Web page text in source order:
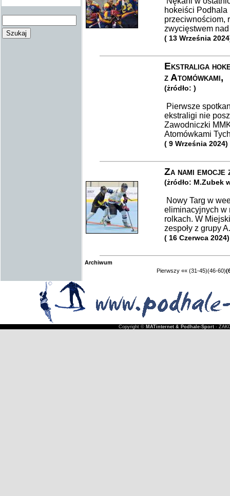
hokeiści Podhala
przeciwnościom,
zwycięstwem
( 13 Września
Ekstraliga
z Atomówkami,
(żródło: )
Pierwsze
ekstraligi nie
Zawodniczki
Atomówkami
( 9 Września 2024)
Za nami
(żródło: M.Zubek
Nowy Targ w
eliminacyjnych w
rolkach. W
zespoły z grupy A.
( 16 Czerwca 2024)
Archiwum
Pierwszy «« (31-45)(46-60)
Copyright © MATinternet & Podhale-Sport-